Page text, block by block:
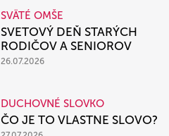
SVÄTÉ OMŠE
SVETOVÝ DEŇ STARÝCH
RODIČOV A SENIOROV
26.07.2026
DUCHOVNÉ SLOVKO
ČO JE TO VLASTNE SLOVO?